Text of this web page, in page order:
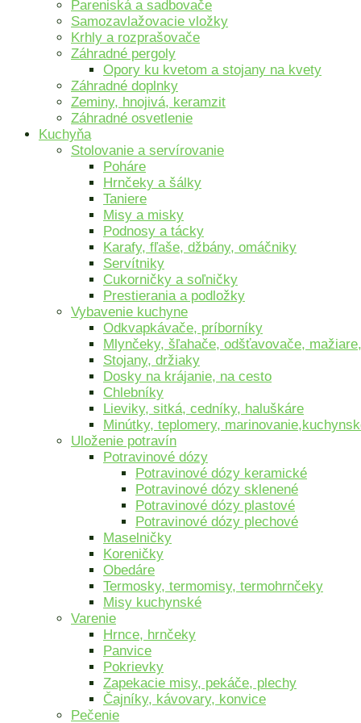
Pareniská a sadbovače
Samozavlažovacie vložky
Krhly a rozprašovače
Záhradné pergoly
Opory ku kvetom a stojany na kvety
Záhradné doplnky
Zeminy, hnojivá, keramzit
Záhradné osvetlenie
Kuchyňa
Stolovanie a servírovanie
Poháre
Hrnčeky a šálky
Taniere
Misy a misky
Podnosy a tácky
Karafy, fľaše, džbány, omáčniky
Servítniky
Cukorničky a soľničky
Prestierania a podložky
Vybavenie kuchyne
Odkvapkávače, príborníky
Mlynčeky, šľahače, odšťavovače,
Stojany, držiaky
Dosky na krájanie, na cesto
Chlebníky
Lieviky, sitká, cedníky, haluškáre
Minútky, teplomery,
Uloženie potravín
Potravinové dózy
Potravinové dózy keramické
Potravinové dózy sklenené
Potravinové dózy plastové
Potravinové dózy plechové
Maselničky
Koreničky
Obedáre
Termosky, termomisy, termohrnčeky
Misy kuchynské
Varenie
Hrnce, hrnčeky
Panvice
Pokrievky
Zapekacie misy, pekáče, plechy
Čajníky, kávovary, konvice
Pečenie